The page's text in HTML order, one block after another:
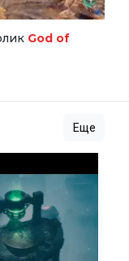
God of
Еще